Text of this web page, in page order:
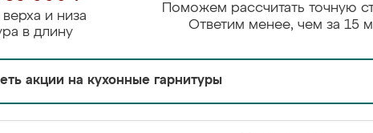
верха и низа
в длину
Поможем рассчитать точную
Ответим менее, чем за 15
акции на кухонные гарнитуры